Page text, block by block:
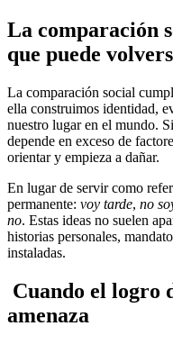
La comparación
que puede
La comparación social
ella construimos identidad,
nuestro lugar en el mundo.
depende en exceso de
orientar y empieza a dañar.
En lugar de servir como
permanente: voy tarde, no
no. Estas ideas no suelen
historias personales,
instaladas.
Cuando el logro
amenaza